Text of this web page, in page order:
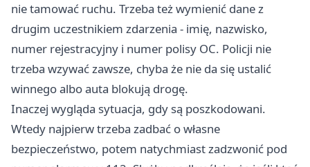
nie tamować ruchu. Trzeba też wymienić dane z
drugim uczestnikiem zdarzenia - imię, nazwisko,
numer rejestracyjny i numer polisy OC. Policji nie
trzeba wzywać zawsze, chyba że nie da się ustalić
winnego albo auta blokują drogę.
Inaczej wygląda sytuacja, gdy są poszkodowani.
Wtedy najpierw trzeba zadbać o własne
bezpieczeństwo, potem natychmiast zadzwonić pod